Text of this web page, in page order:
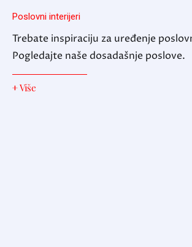
Poslovni interijeri
Trebate inspiraciju za uređenje
Pogledajte naše dosadašnje poslove.
+ Više